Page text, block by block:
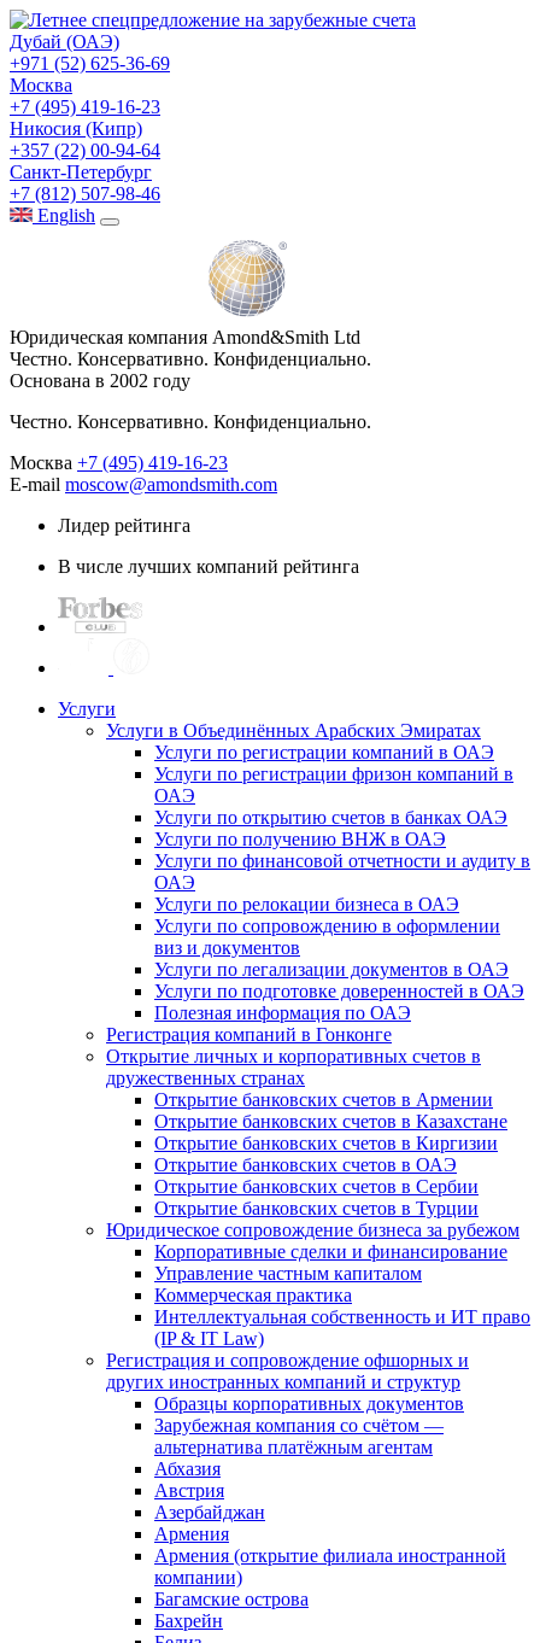
Дубай (ОАЭ)
+971 (52) 625-36-69
Москва
+7 (495) 419-16-23
Никосия (Кипр)
+357 (22) 00-94-64
Санкт-Петербург
+7 (812) 507-98-46
English
Юридическая компания Amond&Smith Ltd
Честно. Консервативно. Конфиденциально.
Основана в 2002 году
Честно. Консервативно. Конфиденциально.
Москва +7 (495) 419-16-23
E-mail moscow@amondsmith.com
Лидер рейтинга
В числе лучших компаний рейтинга
Услуги
Услуги в Объединённых Арабских Эмиратах
Услуги по регистрации компаний в ОАЭ
Услуги по регистрации фризон компаний в
ОАЭ
Услуги по открытию счетов в банках ОАЭ
Услуги по получению ВНЖ в ОАЭ
Услуги по финансовой отчетности и аудиту в
ОАЭ
Услуги по релокации бизнеса в ОАЭ
Услуги по сопровождению в оформлении
виз и документов
Услуги по легализации документов в ОАЭ
Услуги по подготовке доверенностей в ОАЭ
Полезная информация по ОАЭ
Регистрация компаний в Гонконге
Открытие личных и корпоративных счетов в
дружественных странах
Открытие банковских счетов в Армении
Открытие банковских счетов в Казахстане
Открытие банковских счетов в Киргизии
Открытие банковских счетов в ОАЭ
Открытие банковских счетов в Сербии
Открытие банковских счетов в Турции
Юридическое сопровождение бизнеса за рубежом
Корпоративные сделки и финансирование
Управление частным капиталом
Коммерческая практика
Интеллектуальная собственность и ИТ право
(IP & IT Law)
Регистрация и сопровождение офшорных и
других иностранных компаний и структур
Образцы корпоративных документов
Зарубежная компания со счётом —
альтернатива платёжным агентам
Абхазия
Австрия
Азербайджан
Армения
Армения (открытие филиала иностранной
компании)
Багамские острова
Бахрейн